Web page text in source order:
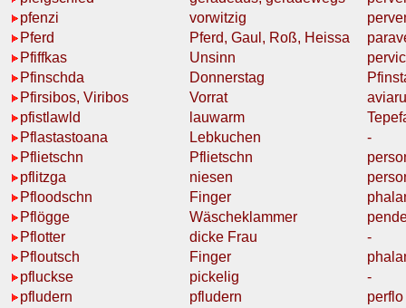
pfenzi
vorwitzig
Pferd
Pferd, Gaul, Roß, Heissa
Pfiffkas
Unsinn
Pfinschda
Donnerstag
Pfirsibos, Viribos
Vorrat
pfistlawld
lauwarm
Pflastastoana
Lebkuchen
-
Pflietschn
Pflietschn
pflitzga
niesen
Pfloodschn
Finger
Pflögge
Wäscheklammer
Pflotter
dicke Frau
-
Pfloutsch
Finger
pfluckse
pickelig
-
pfludern
pfludern